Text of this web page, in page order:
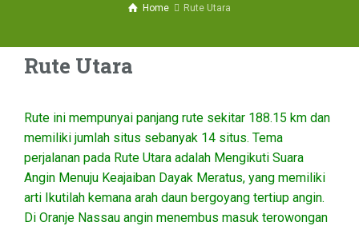
Home Rute Utara
Rute Utara
Rute ini mempunyai panjang rute sekitar 188.15 km dan
memiliki jumlah situs sebanyak 14 situs. Tema
perjalanan pada Rute Utara adalah Mengikuti Suara
Angin Menuju Keajaiban Dayak Meratus, yang memiliki
arti Ikutilah kemana arah daun bergoyang tertiup angin.
Di Oranje Nassau angin menembus masuk terowongan